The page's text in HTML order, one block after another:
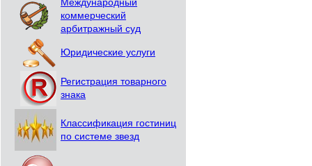
Международный
коммерческий
арбитражный суд
Юридические услуги
Регистрация товарного
знака
Классификация гостиниц
по системе звезд